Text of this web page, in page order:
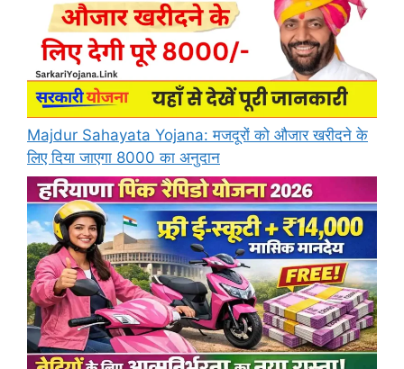
Majdur Sahayata Yojana: मजदूरों को औजार खरीदने के
लिए दिया जाएगा 8000 का अनुदान